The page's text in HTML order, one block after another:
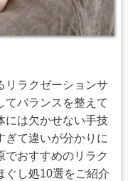
リラクゼーションサ
てバランスを整えて
には欠かせない手技
ぎて違いが分かりに
でおすすめのリラク
ぐし処10選をご紹介